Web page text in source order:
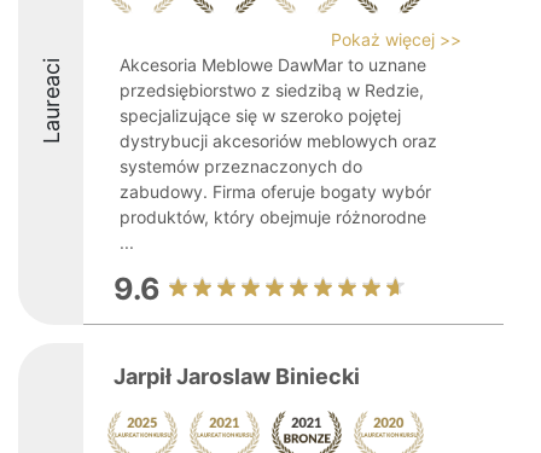
Laureaci
Pokaż więcej >>
Akcesoria Meblowe DawMar to uznane
przedsiębiorstwo z siedzibą w Redzie,
specjalizujące się w szeroko pojętej
dystrybucji akcesoriów meblowych oraz
systemów przeznaczonych do
zabudowy. Firma oferuje bogaty wybór
produktów, który obejmuje różnorodne
...
9.6
Jarpił Jaroslaw Biniecki